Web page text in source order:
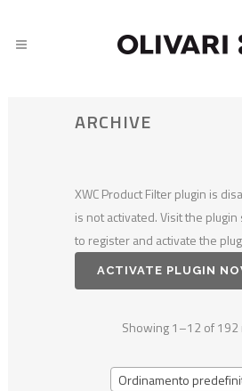
ARCHIVE
XWC Product Filter plugin is
is not activated. Visit the
to register and activate the
ACTIVATE PLUGIN
Showing 1–12 of 192
Ordinamento